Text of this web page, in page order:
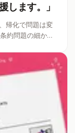
します。」
帰化で問題は変
約問題の細かい
えた方が妥当と